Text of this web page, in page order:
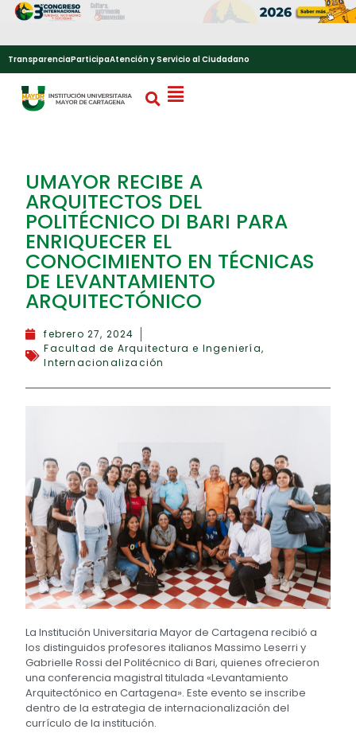
TransparenciaParticipaAtención y Servicio al Ciudadano
UMAYOR RECIBE A
ARQUITECTOS DEL
POLITÉCNICO DI BARI PARA
ENRIQUECER EL
CONOCIMIENTO EN TÉCNICAS
DE LEVANTAMIENTO
ARQUITECTÓNICO
febrero 27, 2024
Facultad de Arquitectura e Ingeniería,
Internacionalización
La Institución Universitaria Mayor de Cartagena recibió a
los distinguidos profesores italianos Massimo Leserri y
Gabrielle Rossi del Politécnico di Bari, quienes ofrecieron
una conferencia magistral titulada «Levantamiento
Arquitectónico en Cartagena». Este evento se inscribe
dentro de la estrategia de internacionalización del
currículo de la institución.